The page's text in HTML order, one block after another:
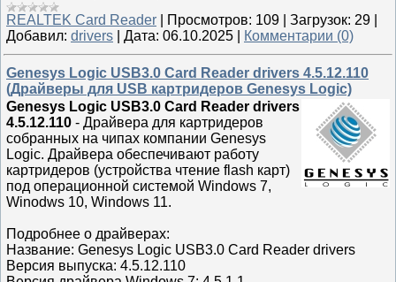
REALTEK Card Reader
Просмотров: 109 Загрузок: 29
Добавил: drivers Дата: 06.10.2025 Комментарии (0)
Genesys Logic USB3.0 Card Reader drivers 4.5.12.110
(Драйверы для USB картридеров Genesys Logic)
Genesys Logic USB3.0 Card Reader drivers
4.5.12.110 - Драйвера для картридеров
собранных на чипах компании Genesys
Logic. Драйвера обеспечивают работу
картридеров (устройства чтение flash карт)
под операционной системой Windows 7,
Winodws 10, Windows 11.
Подробнее о драйверах:
Название: Genesys Logic USB3.0 Card Reader drivers
Версия выпуска: 4.5.12.110